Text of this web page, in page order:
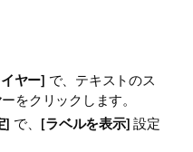
ヤー] で、テキストのス
をクリックします。
] で、[ラベルを表示] 設定